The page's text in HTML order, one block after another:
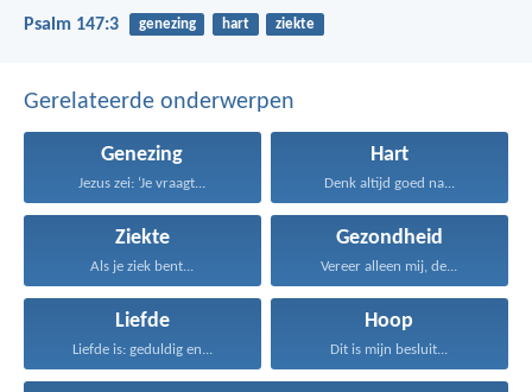
Psalm 147:3 genezing hart ziekte
Gerelateerde onderwerpen
Genezing
Jezus zei: ‘Je vraagt...
Hart
Denk altijd goed na...
Ziekte
Als je ziek bent...
Gezondheid
Vereer alleen mij, de...
Liefde
Liefde is: geduldig en...
Hoop
Dit is mijn besluit...